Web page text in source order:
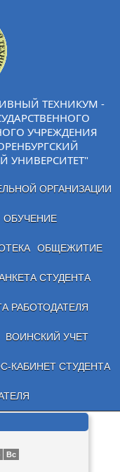
ТЕХНИКУМ -
УЧРЕЖДЕНИЯ
УНИВЕРСИТЕТ"
ОРГАНИЗАЦИИ
ОБУЧЕНИЕ
ОБЩЕЖИТИЕ
СТУДЕНТА
РАБОТОДАТЕЛЯ
ВОИНСКИЙ УЧЕТ
КАБИНЕТ СТУДЕНТА
Вс